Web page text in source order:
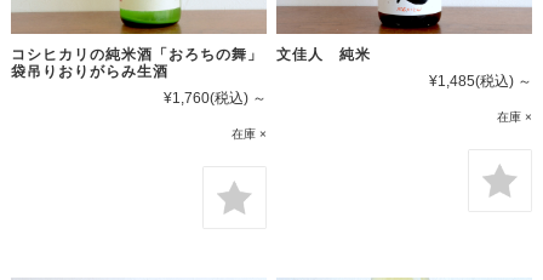
コシヒカリの純米酒「おろちの舞」
袋吊りおりがらみ生酒
¥1,760(税込) ～
在庫 ×
文佳人 純米
¥1,485(税込) ～
在庫 ×